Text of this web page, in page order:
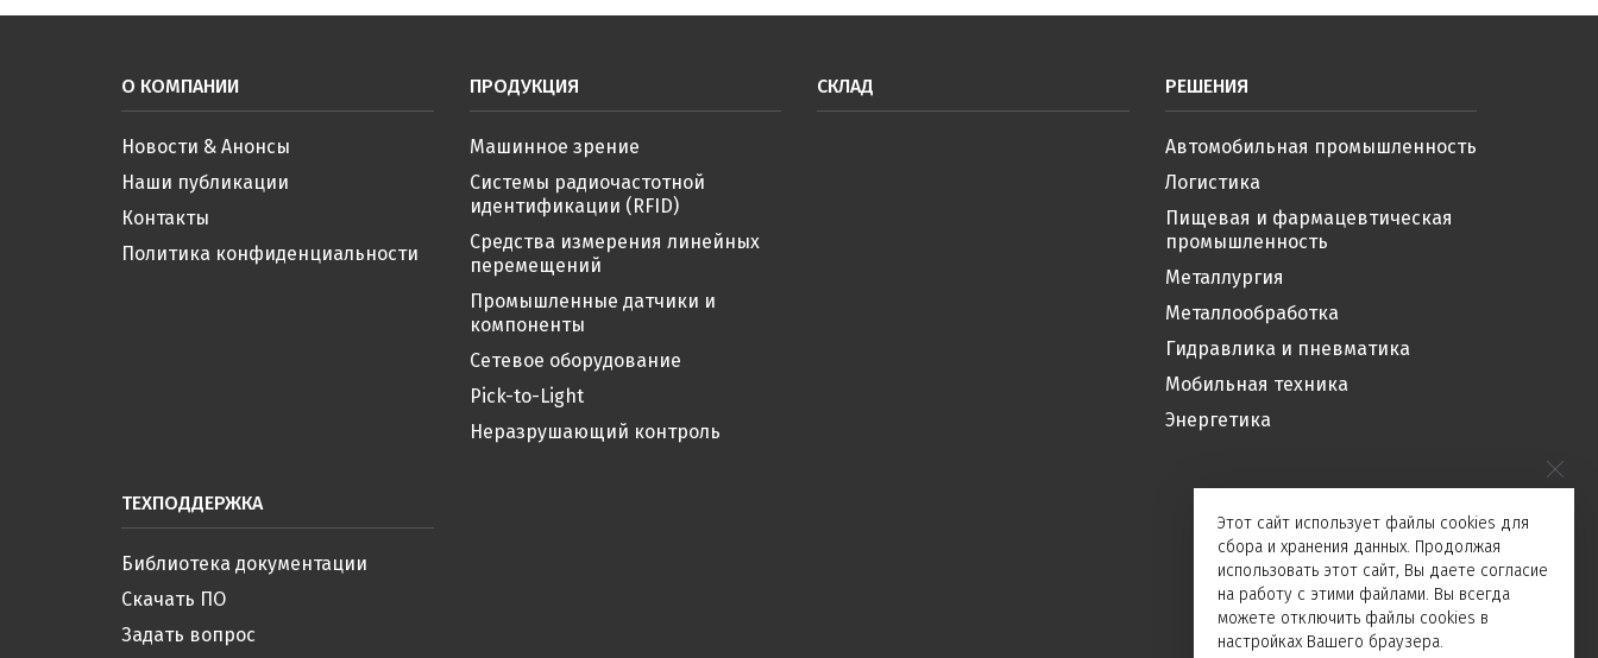
О КОМПАНИИ
Новости & Анонсы
Наши публикации
Контакты
Политика конфиденциальности
ПРОДУКЦИЯ
Машинное зрение
Системы радиочастотной
идентификации (RFID)
Средства измерения линейных
перемещений
Промышленные датчики и
компоненты
Сетевое оборудование
Pick-to-Light
Неразрушающий контроль
СКЛАД РЕШЕНИЯ
Автомобильная промышленность
Логистика
Пищевая и фармацевтическая
промышленность
Металлургия
Металлообработка
Гидравлика и пневматика
Мобильная техника
Энергетика
ТЕХПОДДЕРЖКА
Библиотека документации
Скачать ПО
Задать вопрос
Этот сайт использует файлы cookies для
сбора и хранения данных. Продолжая
использовать этот сайт, Вы даете согласие
на работу с этими файлами. Вы всегда
можете отключить файлы cookies в
настройках Вашего браузера.